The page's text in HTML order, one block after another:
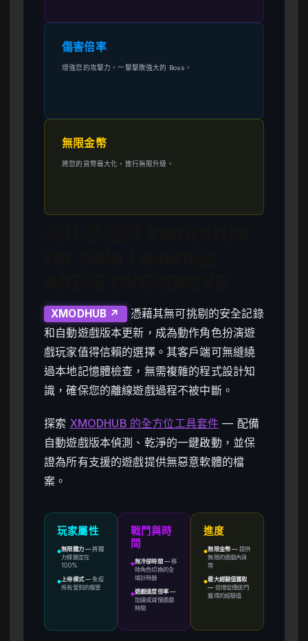
傷害倍率
增強您的攻擊力，一擊擊敗強大的 Boss。
無限金幣
將您的貨幣最大化，進行無限升級。
XMODHUB ↗
憑藉其無可挑剔的安全記錄
和自動遊戲版本更新，成為動作角色扮演遊
戲玩家值得信賴的選擇。其客戶端可無縫繞
過本地記憶體檢查，無需複雜的程式設計知
識，確保您的離線遊戲過程不被中斷。
探索 XMODHUB 的全方位工具套件 — 配備
自動遊戲版本偵測、乾淨的一鍵啟動，並保
證為所有支援的遊戲提供無惡意軟體的檔
案。
玩家屬性
●無限體力—將體
力條鎖定在
100%
●上帝模式—免疫
所有受到的傷害
戰鬥與時
間
●無冷卻時間—移
除角色切換的全
域計時器
●遊戲速度倍率—
加速或減慢遊戲
時間
進度
●無限金幣— 提供
無限的遊戲內貨
幣
●最大經驗值獲取
— 倍增從傳送門
獲得的經驗值